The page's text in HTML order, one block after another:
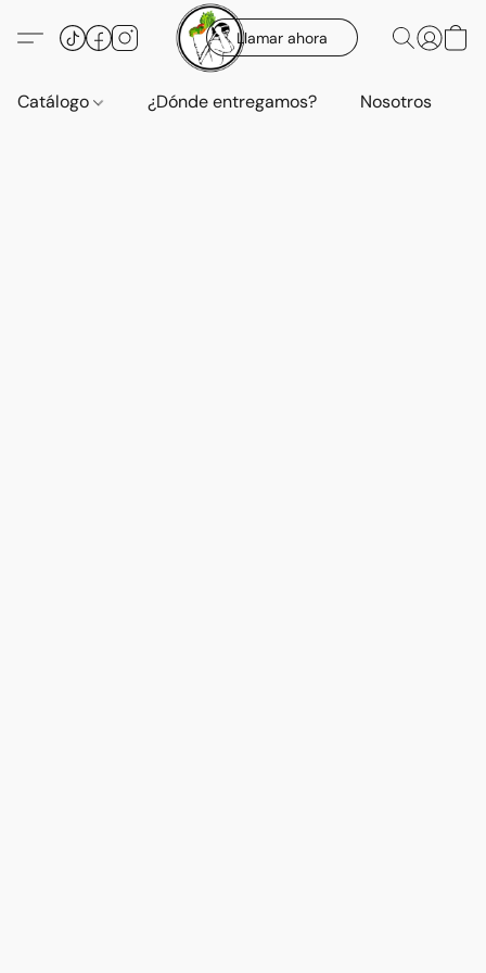
Llamar ahora
Catálogo ¿Dónde entregamos? Nosotros